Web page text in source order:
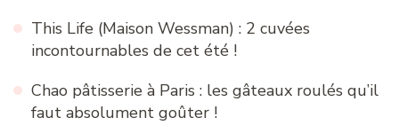
This Life (Maison Wessman) : 2 cuvées
incontournables de cet été !
Chao pâtisserie à Paris : les gâteaux roulés qu’il
faut absolument goûter !